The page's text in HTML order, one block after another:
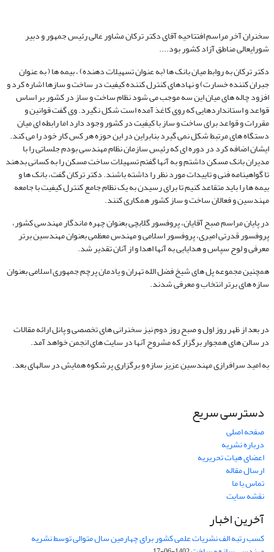
سخنران آخر مراسم افتتاحیه آقای دکتر ترکان مشاور عالی رئیس جمهور و دبیر
شورایعالی مناطق آزاد کشور بود....
دکتر ترکان به روابط میان بانک ها (به عنوان تسهیلات دهنده) ، بیمه ها ( به عنوان
جبران کننده خسارت) و نهادهای کنترل کننده کیفیت در ساخت و سازها اشاره کرد و
افزود چاله های میان این سه موجب می شود نظام ساخت و ساز در کشور بر اساس
قواعد و استانداردهایی که روی کاغذ آمده است شکل نگیرد. وی گفت قوانین و
مقررات و قواعد برای ساخت و ساز با کیفیت در کشور وجود دارد اما رابطه ای میان
دستگاه های مرتبط شکل نمی گیرد بنابراین در این حوزه هر کس کار خود را می کند.
ایشان اضافه کرد در دوره ای که رئیس سازمان نظام مهندسی بودم جلساتی را با
مدیران بانک مسکن داشتم و به آنها گفتم تسهیلات ساخت مسکن را به کسانی بدهند
تا گواهینامه فنی و تاییدات مورد نظر را داشته باشند. دکتر ترکان گفت، بانک ها و
بیمه ها را باید متقاعد کنیم تا برای رسیدن به یک نظام جامع کنترل کیفیت با جامعه
مهندسین و فعالان ساخت و ساز کشور همکاری کنند.
در پایان مراسم صبح آقایان، پروفسور گلابچی بعنوان چهره ماندگار مهندسی کشور،
پروفسور قدرتی امیری، پروفسور اسلامی و مهندس معظمی بعنوان مهندسین برتر
معرفی و لوح سپاس و هدایایی به آنها اهدا و از آنان تقدیر شد.
همچنین مجموعه پل های شیخ فضل الله تهران و یادمان پرچم جمهوری اسلامی بعنوان
سازه های برتر انتخاب و معرفی شدند.
در بعد از ظهر روز اول و صبح روز دوم نیز سخنرانی های تخصصی و پانل ارائه مقالات
در سالن های همجوار برگزار که مشروح آنها در سایت های انجمن خواهد آمد.
به امید سرافرازی مهندسین عزیز سازه و برگزاری پرشکوه همایش در سالهای بعد.
دسترسی سریع
صفحه اصلی
درباره نشریه
اعضای هیات تحریریه
ارسال مقاله
تماس با ما
نقشه سایت
آخرین اخبار
کسب رتبه الف نشریات علمی کشور برای چهارمین سال متوالی توسط نشریه